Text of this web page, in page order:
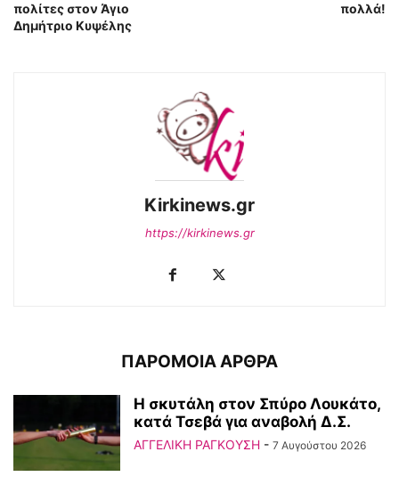
πολίτες στον Άγιο
Δημήτριο Κυψέλης
πολλά!
Kirkinews.gr
https://kirkinews.gr
ΠΑΡΟΜΟΙΑ ΑΡΘΡΑ
Η σκυτάλη στον Σπύρο Λουκάτο,
κατά Τσεβά για αναβολή Δ.Σ.
ΑΓΓΕΛΙΚΗ ΡΑΓΚΟΥΣΗ - 7 Αυγούστου 2026